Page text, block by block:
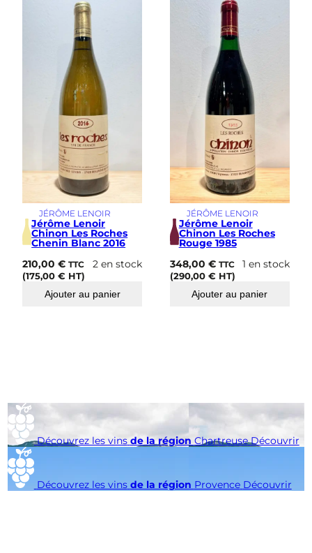
JÉRÔME LENOIR
Jérôme Lenoir
Chinon Les Roches
Chenin Blanc 2016
210,00€ TTC
(175,00€ HT)
2 en stock
Ajouter au panier
JÉRÔME LENOIR
Jérôme Lenoir
Chinon Les Roches
Rouge 1985
348,00 € TTC
(290,00 €HT)
1 en stock
Ajouter au panier
Découvrez les vins de la région Chartreuse Découvrir
Découvrez les vins de la région Provence Découvrir